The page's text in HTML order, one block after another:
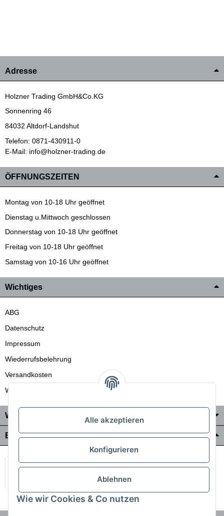
Adresse
Holzner Trading GmbH&Co.KG
Sonnenring 46
84032 Altdorf-Landshut
Telefon: 0871-430911-0
E-Mail: info@holzner-trading.de
ÖFFNUNGSZEITEN
Montag von 10-18 Uhr geöffnet
Dienstag u.Mittwoch geschlossen
Donnerstag von 10-18 Uhr geöffnet
Freitag von 10-18 Uhr geöffnet
Samstag von 10-16 Uhr geöffnet
Wichtiges
ABG
Datenschutz
Impressum
Wiederrufsbelehrung
Versandkosten
Wir liefern auch in die Schweiz
Wo Sie uns finden
Bezahlung & Versand
Alle akzeptieren
Konfigurieren
Ablehnen
Wie wir Cookies & Co nutzen